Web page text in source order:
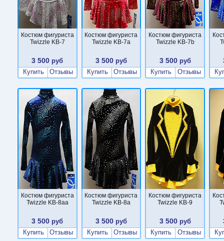
Костюм фигуриста
Twizzle KB-7
3 500 руб
Купить
Отзывы
Костюм фигуриста
Twizzle KB-7a
3 500 руб
Купить
Отзывы
Костюм фигуриста
Twizzle KB-7b
3 500руб
Купить
Отзывы
Костюм фигуриста
Twizzle KB-8aa
3 500 руб
Купить
Отзывы
Костюм фигуриста
Twizzle KB-8a
3 500 руб
Купить
Отзывы
Костюм фигуриста
Twizzle KB-9
3 500руб
Купить
Отзывы